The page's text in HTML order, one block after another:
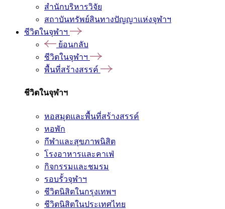
สำนักบริหารวิจัย
สถาบันทรัพย์สินทางปัญญาแห่งจุฬาฯ
ชีวิตในจุฬาฯ
ย้อนกลับ
ชีวิตในจุฬาฯ
พื้นที่สร้างสรรค์
ชีวิตในจุฬาฯ
หอสมุดและพื้นที่สร้างสรรค์
หอพัก
กีฬาและสุขภาพนิสิต
โรงอาหารและคาเฟ่
กิจกรรมและชมรม
รอบรั้วจุฬาฯ
ชีวิตนิสิตในกรุงเทพฯ
ชีวิตนิสิตในประเทศไทย